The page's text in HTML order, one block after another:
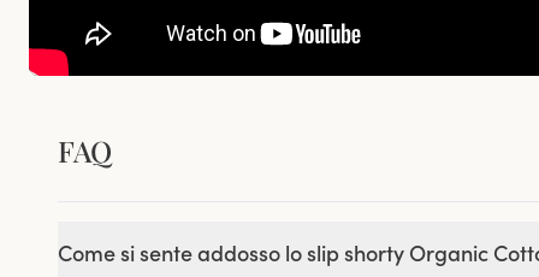
FAQ
Come si sente addosso lo slip shorty Organic